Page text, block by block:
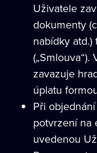
Uživatele
dokumenty
nabídky
zavazuje
úplatu
Při
potvrzení na
uvedenou